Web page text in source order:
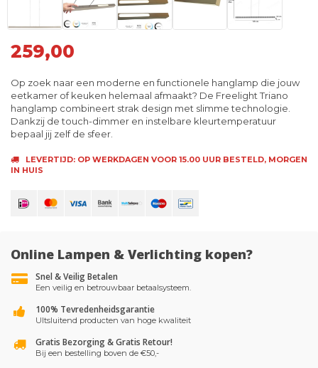
259,00
Op zoek naar een moderne en functionele hanglamp die jouw
eetkamer of keuken helemaal afmaakt? De Freelight Triano
hanglamp combineert strak design met slimme technologie.
Dankzij de touch-dimmer en instelbare kleurtemperatuur
bepaal jij zelf de sfeer.
LEVERTIJD: OP WERKDAGEN VOOR 15.00 UUR BESTELD, MORGEN
IN HUIS
Online Lampen & Verlichting kopen?
Snel & Veilig Betalen
Een veilig en betrouwbaar betaalsysteem.
100% Tevredenheidsgarantie
UItsluitend producten van hoge kwaliteit
Gratis Bezorging & Gratis Retour!
Bij een bestelling boven de €50,-